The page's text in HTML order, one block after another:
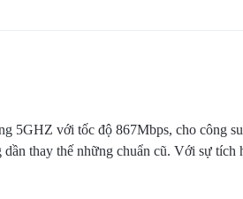
5GHZ với tốc độ 867Mbps, cho công
thay thế những chuẩn cũ. Với sự